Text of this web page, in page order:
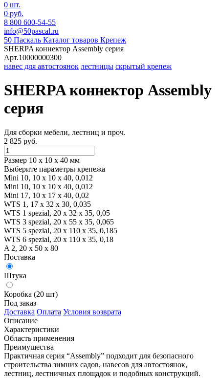
0 шт.
0 руб.
8 800 600-54-55
info@50pascal.ru
50 Паскаль Каталог товаров Крепеж
SHERPA коннектор Assembly серия
Арт.10000000300
навес для автостоянок лестницы скрытый крепеж
SHERPA коннектор Assembly
серия
Для сборки мебели, лестниц и проч.
2 825 руб.
Размер 10 x 10 x 40 мм
Выберите параметры крепежа
Mini 10, 10 x 10 x 40, 0,012
Mini 10, 10 x 10 x 40, 0,012
Mini 17, 10 x 17 x 40, 0,02
WTS 1, 17 x 32 x 30, 0,035
WTS 1 spezial, 20 x 32 x 35, 0,05
WTS 3 spezial, 20 x 55 x 35, 0,065
WTS 5 spezial, 20 x 110 x 35, 0,185
WTS 6 spezial, 20 x 110 x 35, 0,18
A 2, 20 x 50 x 80
Поставка
Штука
Коробка (20 шт)
Под заказ
Доставка Оплата Условия возврата
Описание
Характеристики
Область применения
Преимущества
Практичная серия “Assembly” подходит для безопасного
строительства зимних садов, навесов для автостоянок,
лестниц, лестничных площадок и подобных конструкций.